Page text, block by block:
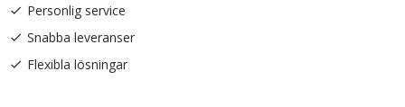
Personlig service
Snabba leveranser
Flexibla lösningar